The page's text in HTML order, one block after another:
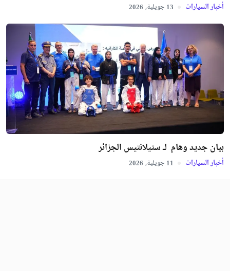
أخبار السيارات 13 جويلية, 2026
بيان جديد وهام لـ ستيلانتيس الجزائر
أخبار السيارات 11 جويلية, 2026